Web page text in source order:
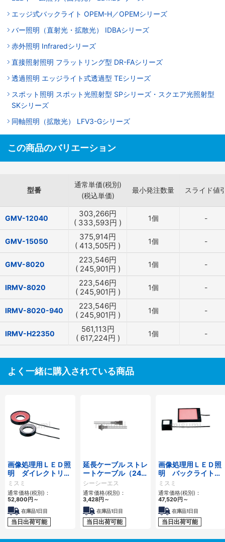
エッジ式バックライト OPEM-H／OPEMシリーズ
バー照明（直射光・拡散光） IDBAシリーズ
赤外照明 Infraredシリーズ
直接照射照明 フラットリング型 DR-FAシリーズ
透過照明 エッジライト式透過型 TEシリーズ
スポット照明 スポット光照射型 SPシリーズ・スクエア光照射型
SKシリーズ
同軸照明（拡散光） LFV3-Gシリーズ
この商品のバリエーション
型番
通常単価(税別)
(税込単価)
最小発注数量 スライド値
GMV-12040 303,266円
( 333,593円 ) 1個 -
GMV-15050 375,914円
( 413,505円 ) 1個 -
GMV-8020 223,546円
( 245,901円 ) 1個 -
IRMV-8020 223,546円
( 245,901円 ) 1個 -
IRMV-8020-940 223,546円
( 245,901円 ) 1個 -
IRMV-H22350 561,113円
( 617,224円 ) 1個 -
よく一緒に購入されている商品
画像処理用ＬＥＤ照
明 ダイレクトリン
グタイプ
ミスミ
通常価格(税別)：
52,800 円 ～
在庫品1日目
当日出荷可能
延長ケーブル ストレ
ートケーブル（24V
用／HLV用） FCBシ
リーズ
シーシーエス
通常価格(税別)：
3,428円 ～
在庫品1日目
当日出荷可能
画像処理用ＬＥＤ照
明 バックライトタ
イプ
ミスミ
通常価格(税別)：
47,520 円 ～
在庫品1日目
当日出荷可能